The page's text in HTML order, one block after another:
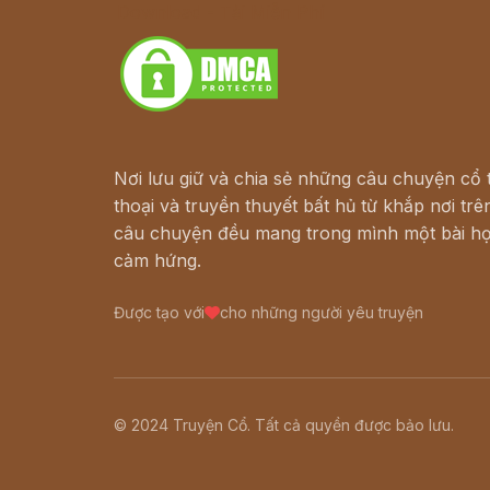
Nơi lưu giữ và chia sẻ những câu chuyện cổ
thoại và truyền thuyết bất hủ từ khắp nơi
câu chuyện đều mang trong mình một bài
cảm hứng.
Được tạo với cho những người yêu truyện
© 2024 Truyện Cổ. Tất cả quyền được bảo lưu.